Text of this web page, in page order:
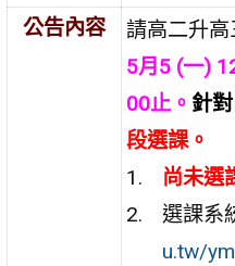
公告內容
請高二升高
5月5 (一)
00止。 針
段選課。
尚未選
選課系
u.tw/